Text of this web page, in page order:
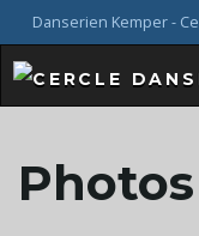
Danserien Kemper -
Photos